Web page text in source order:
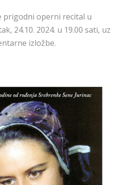
prigodni operni recital u
24.10. 2024. u 19.00 sati, uz
izložbe.